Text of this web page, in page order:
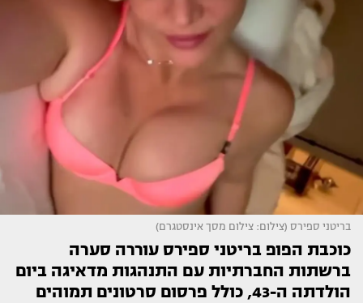
בריטני ספירס (צילום: צילום מסך אינסטגרם)
כוכבת הפופ בריטני ספירס עוררה סערה
ברשתות החברתיות עם התנהגות מדאיגה ביום
הולדתה ה-43, כולל פרסום סרטונים תמוהים